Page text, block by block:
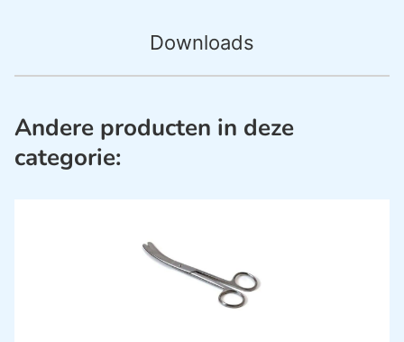
Downloads
Andere producten in deze
categorie: